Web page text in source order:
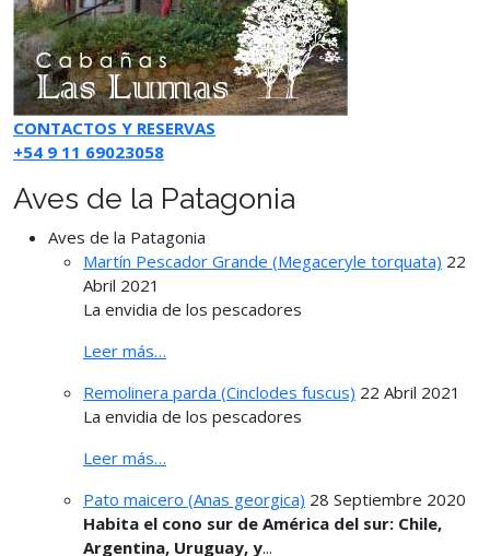
CONTACTOS Y RESERVAS
+54 9 11 69023058
Aves de la Patagonia
Aves de la Patagonia
Martín Pescador Grande (Megaceryle torquata) 22
Abril 2021
La envidia de los pescadores
Leer más…
Remolinera parda (Cinclodes fuscus) 22 Abril 2021
La envidia de los pescadores
Leer más…
Pato maicero (Anas georgica) 28 Septiembre 2020
Habita el cono sur de América del sur: Chile,
Argentina, Uruguay, y...